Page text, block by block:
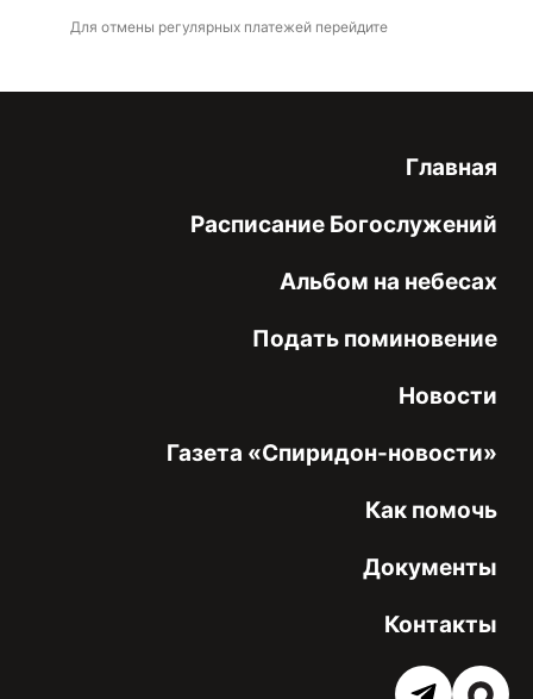
Для отмены регулярных платежей перейдите
Главная
Расписание Богослужений
Альбом на небесах
Подать поминовение
Новости
Газета «Спиридон-новости»
Как помочь
Документы
Контакты